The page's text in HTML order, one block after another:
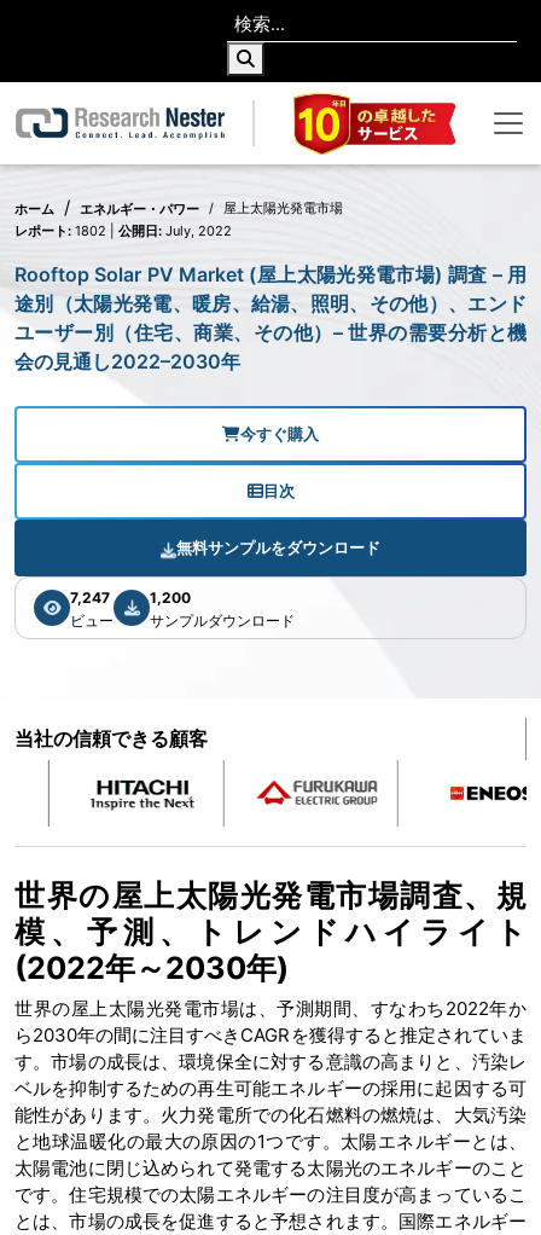
ホーム エネルギー・パワー
屋上太陽光発電市場
レポート: 1802 | 公開日: July, 2022
Rooftop Solar PV Market (屋上太陽光発電市場) 調査 – 用
途別（太陽光発電、暖房、給湯、照明、その他）、エンド
ユーザー別（住宅、商業、その他）– 世界の需要分析と機
会の見通し2022–2030年
今すぐ購入
目次
無料サンプルをダウンロード
7,247
ビュー
1,200
サンプルダウンロード
当社の信頼できる顧客
世界の屋上太陽光発電市場調査、規
模、予測、トレンドハイライト
(2022年～2030年)
世界の屋上太陽光発電市場は、予測期間、すなわち2022年か
ら2030年の間に注目すべきCAGRを獲得すると推定されていま
す。市場の成長は、環境保全に対する意識の高まりと、汚染レ
ベルを抑制するための再生可能エネルギーの採用に起因する可
能性があります。火力発電所での化石燃料の燃焼は、大気汚染
と地球温暖化の最大の原因の1つです。太陽エネルギーとは、
太陽電池に閉じ込められて発電する太陽光のエネルギーのこと
です。住宅規模での太陽エネルギーの注目度が高まっているこ
とは、市場の成長を促進すると予想されます。国際エネルギー